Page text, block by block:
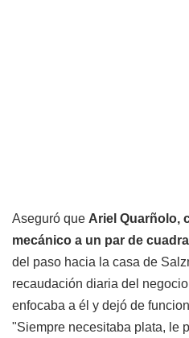
Aseguró que Ariel Quarñolo,
mecánico a un par de
del paso hacia la casa de
recaudación diaria del
enfocaba a él y dejó de
"Siempre necesitaba plata, le